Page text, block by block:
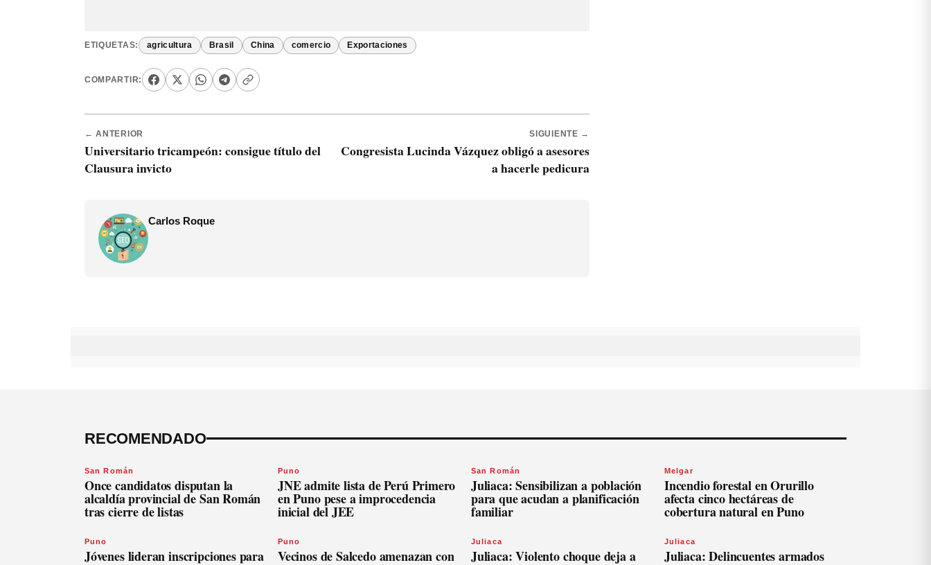
ETIQUETAS: agricultura Brasil China comercio Exportaciones
COMPARTIR:
← ANTERIOR
Universitario tricampeón: consigue título del
Clausura invicto
SIGUIENTE →
Congresista Lucinda Vázquez obligó a asesores
a hacerle pedicura
Carlos Roque
RECOMENDADO
San Román
Once candidatos disputan la
alcaldía provincial de San Román
tras cierre de listas
Puno
JNE admite lista de Perú Primero
en Puno pese a improcedencia
inicial del JEE
San Román
Juliaca: Sensibilizan a población
para que acudan a planificación
familiar
Melgar
Incendio forestal en Orurillo
afecta cinco hectáreas de
cobertura natural en Puno
Puno
Jóvenes lideran inscripciones para
Puno
Vecinos de Salcedo amenazan con
Juliaca
Juliaca: Violento choque deja a
Juliaca
Juliaca: Delincuentes armados